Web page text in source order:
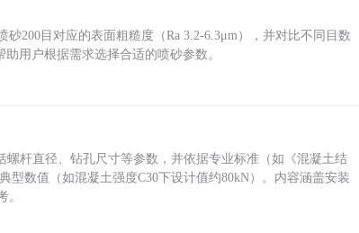
200目对应的表面粗糙度（Ra 3.2-6.3μm），并对比不同目数
用户根据需求选择合适的喷砂参数。
杆直径、钻孔尺寸等参数，并依据专业标准（如《混凝土结
型数值（如混凝土强度C30下设计值约80kN）。内容涵盖安装
。